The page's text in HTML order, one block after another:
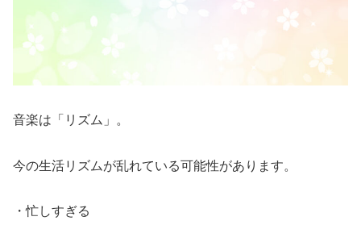
音楽は「リズム」。
今の生活リズムが乱れている可能性があります。
・忙しすぎる